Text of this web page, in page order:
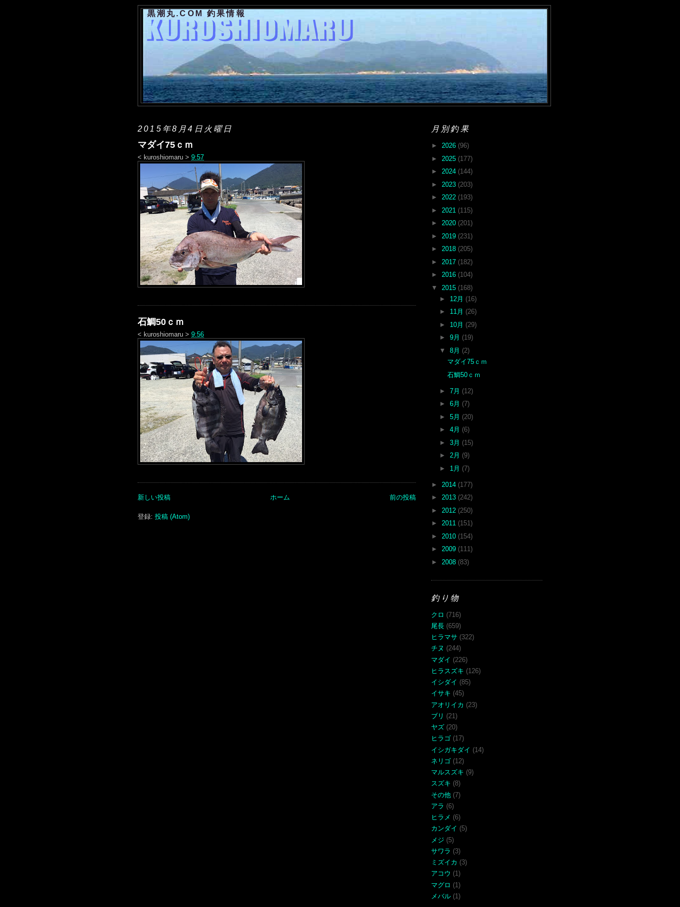
黒潮丸.COM 釣果情報
2015年8月4日火曜日
マダイ75ｃｍ
< kuroshiomaru > 9:57
石鯛50ｃｍ
< kuroshiomaru > 9:56
新しい投稿 前の投稿
ホーム
登録: 投稿 (Atom)
月別釣果
► 2026 (96)
► 2025 (177)
► 2024 (144)
► 2023 (203)
► 2022 (193)
► 2021 (115)
► 2020 (201)
► 2019 (231)
► 2018 (205)
► 2017 (182)
► 2016 (104)
▼ 2015 (168)
► 12月 (16)
► 11月 (26)
► 10月 (29)
► 9月 (19)
▼ 8月 (2)
マダイ75ｃｍ
石鯛50ｃｍ
► 7月 (12)
► 6月 (7)
► 5月 (20)
► 4月 (6)
► 3月 (15)
► 2月 (9)
► 1月 (7)
► 2014 (177)
► 2013 (242)
► 2012 (250)
► 2011 (151)
► 2010 (154)
► 2009 (111)
► 2008 (83)
釣り物
クロ (716)
尾長 (659)
ヒラマサ (322)
チヌ (244)
マダイ (226)
ヒラスズキ (126)
イシダイ (85)
イサキ (45)
アオリイカ (23)
ブリ (21)
ヤズ (20)
ヒラゴ (17)
イシガキダイ (14)
ネリゴ (12)
マルスズキ (9)
スズキ (8)
その他 (7)
アラ (6)
ヒラメ (6)
カンダイ (5)
メジ (5)
サワラ (3)
ミズイカ (3)
アコウ (1)
マグロ (1)
メバル (1)